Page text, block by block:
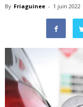
By Friaguinee - 1 juin 2022